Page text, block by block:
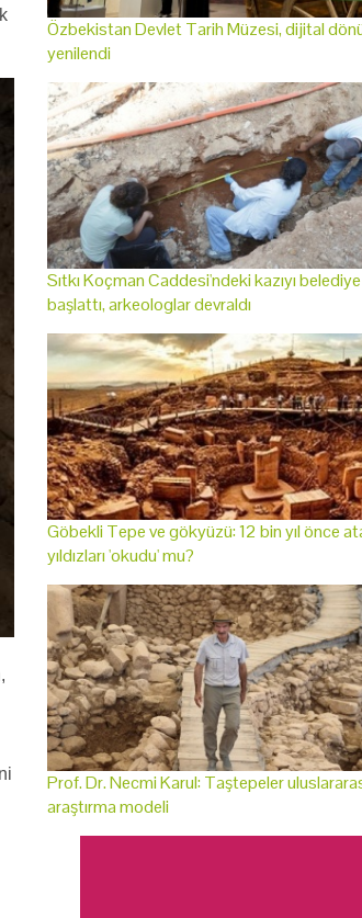
Özbekistan Devlet Tarih Müzesi, dijital
yenilendi
Sıtkı Koçman Caddesi'ndeki kazıyı
başlattı, arkeologlar devraldı
Göbekli Tepe ve gökyüzü: 12 bin yıl önce
yıldızları 'okudu' mu?
Prof. Dr. Necmi Karul: Taştepeler
araştırma modeli